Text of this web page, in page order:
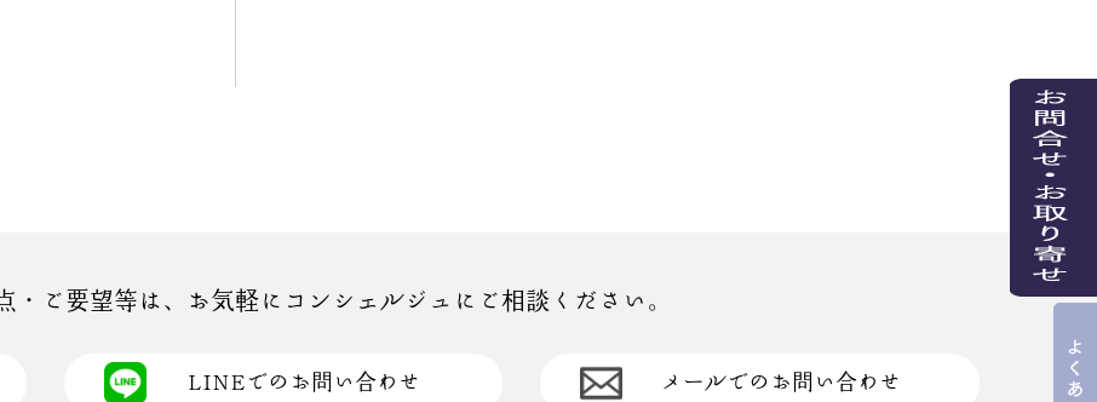
・ご要望等は、お気軽にコンシェルジュにご相談ください。
LINEでのお問い合わせ メールでのお問い合わせ